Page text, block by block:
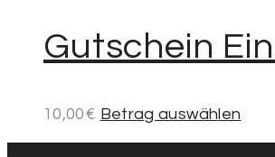
Gutschein
10,00€ Betrag auswählen